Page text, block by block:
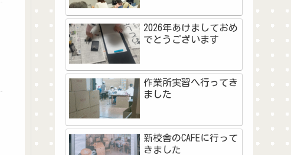
2026年あけましておめ
でとうございます
作業所実習へ行ってき
ました
新校舎のCAFEに行って
きました